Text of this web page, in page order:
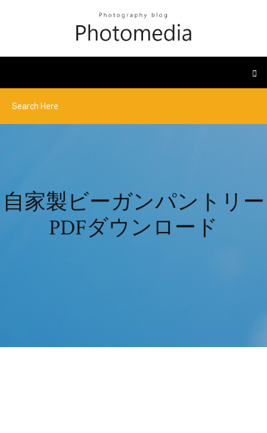
自家製ビーガンパントリー
PDFダウンロード